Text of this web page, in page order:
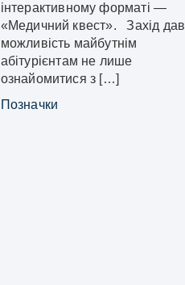
інтерактивному форматі —
«Медичний квест». Захід дав
можливість майбутнім
абітурієнтам не лише
ознайомитися з […]
Позначки